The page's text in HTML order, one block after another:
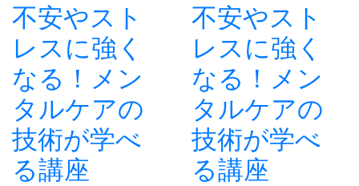
不安やスト
レスに強く
なる！メン
タルケアの
技術が学べ
る講座
不安やスト
レスに強く
なる！メン
タルケアの
技術が学べ
る講座